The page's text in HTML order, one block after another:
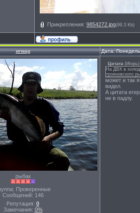
Прикрепления: 9854272.jpg(99.3 Kb)
игмар Дата:
рыбак
Проверенные
Сообщений: 146
Репутация: 0
Замечания: 0%
Цитата (Игорь)
На ДВХ в
трояновского
может и так
видел.
А цитата
не в падлу.